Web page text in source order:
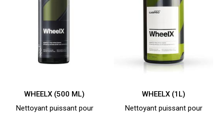
WHEELX (500 ML)
Nettoyant puissant pour
WHEELX (1L)
Nettoyant puissant pour